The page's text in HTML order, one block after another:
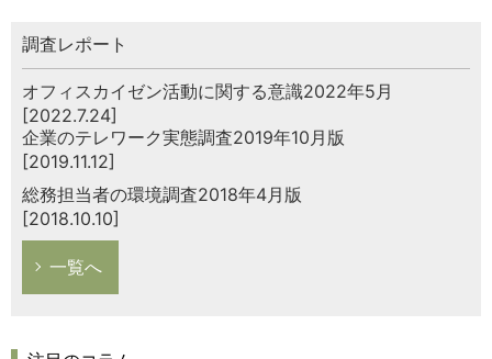
調査レポート
オフィスカイゼン活動に関する意識2022年5月
[2022.7.24]
企業のテレワーク実態調査2019年10月版
[2019.11.12]
総務担当者の環境調査2018年4月版
[2018.10.10]
一覧へ